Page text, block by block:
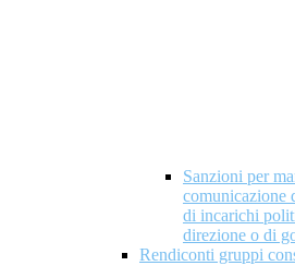
Sanzioni per
comunicazione
di incarichi
direzione o di
Rendiconti gruppi